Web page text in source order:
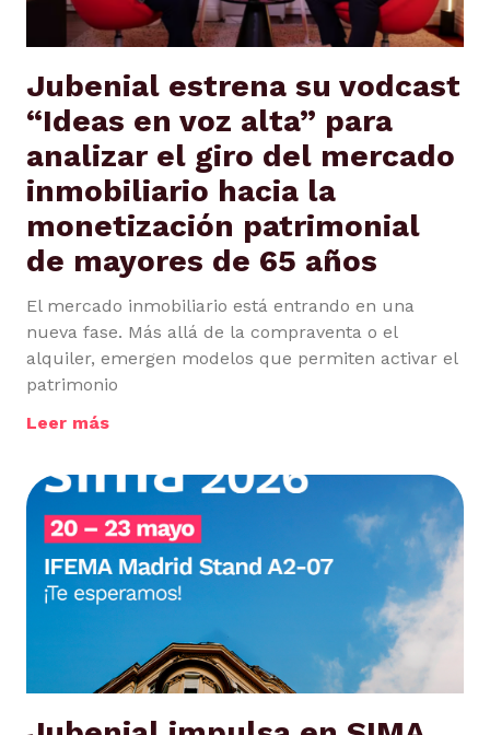
Jubenial estrena su vodcast
“Ideas en voz alta” para
analizar el giro del mercado
inmobiliario hacia la
monetización patrimonial
de mayores de 65 años
El mercado inmobiliario está entrando en una
nueva fase. Más allá de la compraventa o el
alquiler, emergen modelos que permiten activar el
patrimonio
Leer más